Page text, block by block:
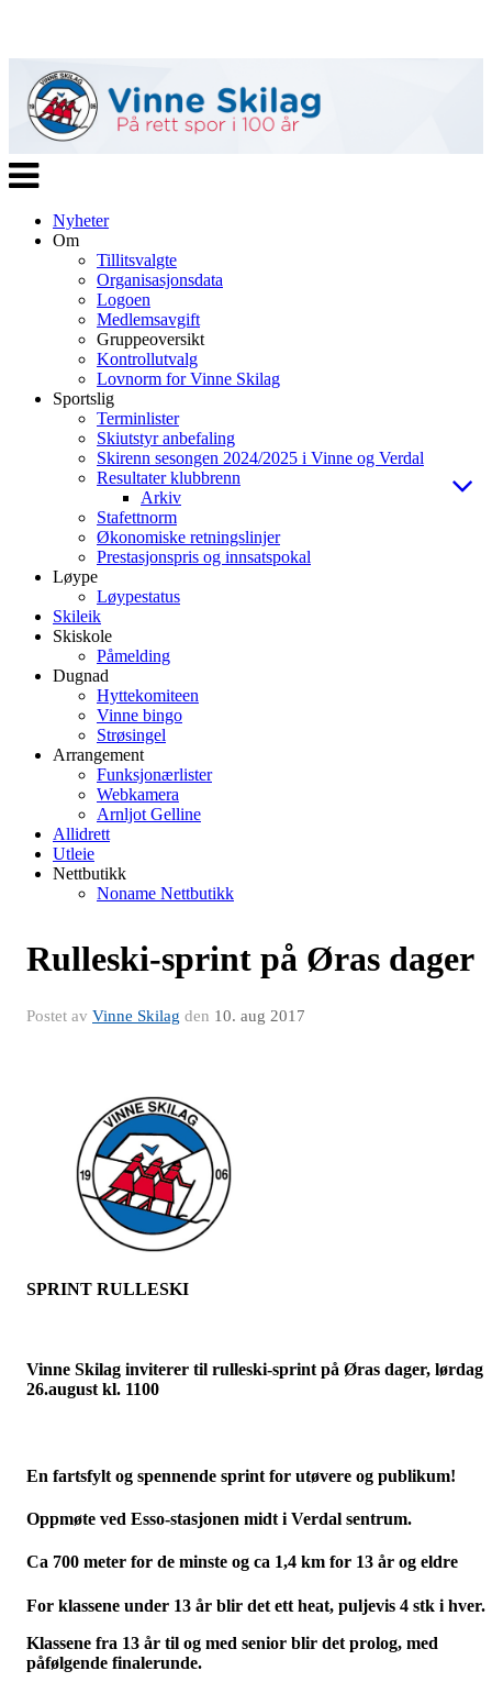
Veksle
navigasjon
Nyheter
Om
Tillitsvalgte
Organisasjonsdata
Logoen
Medlemsavgift
Gruppeoversikt
Kontrollutvalg
Lovnorm for Vinne Skilag
Sportslig
Terminlister
Skiutstyr anbefaling
Skirenn sesongen 2024/2025 i Vinne og Verdal
Resultater klubbrenn
Arkiv
Stafettnorm
Økonomiske retningslinjer
Prestasjonspris og innsatspokal
Løype
Løypestatus
Skileik
Skiskole
Påmelding
Dugnad
Hyttekomiteen
Vinne bingo
Strøsingel
Arrangement
Funksjonærlister
Webkamera
Arnljot Gelline
Allidrett
Utleie
Nettbutikk
Noname Nettbutikk
Rulleski-sprint på Øras dager
Postet av Vinne Skilag den 10. aug 2017
SPRINT RULLESKI
Vinne Skilag inviterer til rulleski-sprint på Øras dager, lørdag
26.august kl. 1100
En fartsfylt og spennende sprint for utøvere og publikum!
Oppmøte ved Esso-stasjonen midt i Verdal sentrum.
Ca 700 meter for de minste og ca 1,4 km for 13 år og eldre
For klassene under 13 år blir det ett heat, puljevis 4 stk i hver.
Klassene fra 13 år til og med senior blir det prolog, med
påfølgende finalerunde.